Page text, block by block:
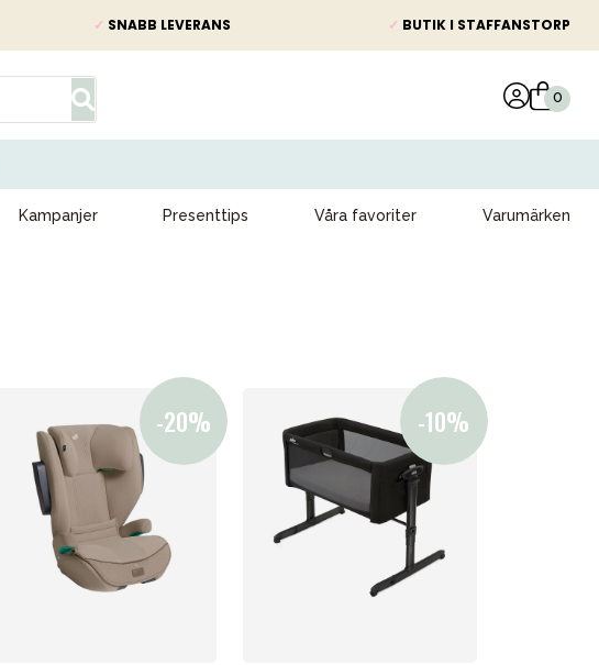
✓ SNABB LEVERANS ✓ BUTIK I STAFFANSTORP
Kampanjer Presenttips Våra favoriter Varumärken